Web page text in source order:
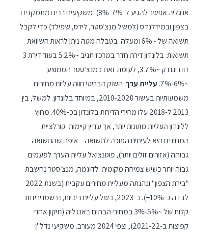
אנגליה אפשר להגיע ל-7%-8%). משקיעים רבים מתמקדים
בצפון ובמידלנדס (למשל מנצ'סטר, לידס, שפילד) כדי לקבל
תשואה של ~6% ומעלה. בטבלה מטה ניתן לראות השוואת
תשואות: בלונדון דירת חדר במרכז תניב ~5.2% בעוד דירת 3
חדרים רק ~3.7%, לעומת זאת במנצ'סטר הממוצע
~6%-7%.
עליית ערך: השוק הבריטי חווה עליות מחירים
משמעותיות בעשור 2010-2020, במיוחד בלונדון. למשל, בין
2013 ל-2018 עלו מחירי הדירות בלונדון בכ-40%. מחוץ
ללונדון העליות מתונות יותר, אך עדיין קיימות. קורלציית
המחירים היא לעיתים הפוכה לתשואה – איפה שהתשואה
גבוהה (אזורים זולים יותר), פוטנציאל עליית הערך לפעמים
גבוה יותר כשיש צמיחה מקומית. לדוגמה, מנצ'סטר נחשבת
"בירת הצפון" ונהנתה מעליית מחירים עקבית (בשנת 2022
לבדה כ-10%+). ב-2023, בשל עליית ריביות, נרשמו ירידות
קלות של ~5%-3% במחירי הבתים באנגליה (תיקון אחרי
קפיצות ב-2021-22), וצפי 2024 מעורב. משקיעי נדל"ן